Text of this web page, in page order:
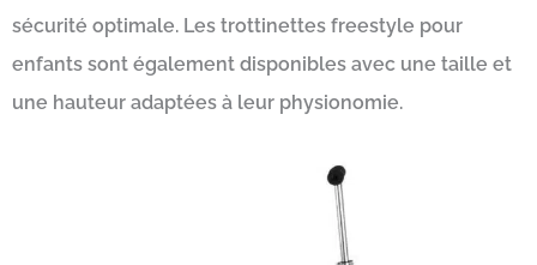
sécurité optimale. Les trottinettes freestyle pour
enfants sont également disponibles avec une taille et
une hauteur adaptées à leur physionomie.